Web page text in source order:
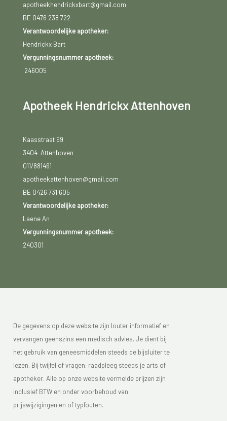
apotheekhendrickxbart@gmail.com
BE 0476 238 722
Verantwoordelijke apotheker:
Hendrickx Bart
Vergunningsnummer apotheek:
246005
Apotheek Hendrickx Attenhoven
Kaasstraat 69
3404 Attenhoven
011/881461
apotheekattenhoven@gmail.com
BE 0426 731 605
Verantwoordelijke apotheker:
Laene An
Vergunningsnummer apotheek:
240301
De gegevens op deze website zijn louter informatief en
vervangen geenszins een medisch advies. Je dient bij
het gebruik van geneesmiddelen steeds de bijsluiter te
lezen. Bij twijfel of vragen, raadpleeg steeds je arts of
apotheker. Alle op onze website vermelde prijzen zijn
inclusief BTW en onder voorbehoud van
prijswijzigingen en of typfouten.